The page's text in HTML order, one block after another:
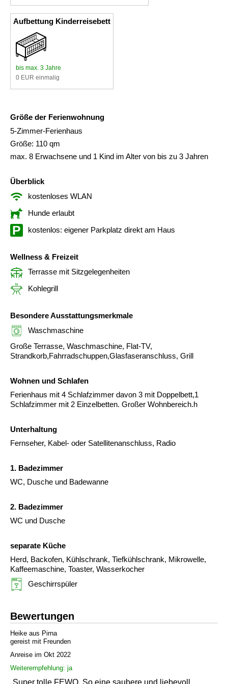
Aufbettung Kinderreisebett
bis max. 3 Jahre
0 EUR einmalig
Größe der Ferienwohnung
5-Zimmer-Ferienhaus
Größe: 110 qm
max. 8 Erwachsene und 1 Kind im Alter von bis zu 3 Jahren
Überblick
kostenloses WLAN
Hunde erlaubt
kostenlos: eigener Parkplatz direkt am Haus
Wellness & Freizeit
Terrasse mit Sitzgelegenheiten
Kohlegrill
Besondere Ausstattungsmerkmale
Waschmaschine
Große Terrasse, Waschmaschine, Flat-TV,
Strandkorb,Fahrradschuppen,Glasfaseranschluss, Grill
Wohnen und Schlafen
Ferienhaus mit 4 Schlafzimmer davon 3 mit Doppelbett,1
Schlafzimmer mit 2 Einzelbetten. Großer Wohnbereich.h
Unterhaltung
Fernseher, Kabel- oder Satellitenanschluss, Radio
1. Badezimmer
WC, Dusche und Badewanne
2. Badezimmer
WC und Dusche
separate Küche
Herd, Backofen, Kühlschrank, Tiefkühlschrank, Mikrowelle,
Kaffeemaschine, Toaster, Wasserkocher
Geschirrspüler
Bewertungen
Heike aus Pirna
gereist mit Freunden
Anreise im Okt 2022
Weiterempfehlung: ja
„Super tolle FEWO. So eine saubere und liebevoll